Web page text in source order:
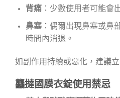
背痛 ：少數使用者可能會
鼻塞：偶爾出現鼻塞或鼻
時間內消退。
如副作用持續或惡化，建議
龘撻國膜衣錠使用禁忌